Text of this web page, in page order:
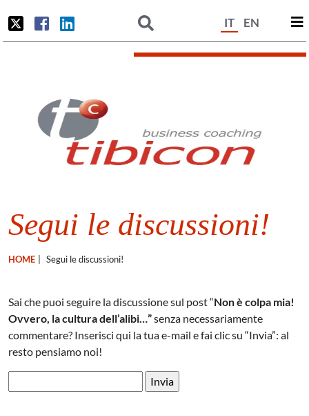
IT EN
Segui le discussioni!
HOME Segui le discussioni!
Sai che puoi seguire la discussione sul post “Non è colpa mia!
Ovvero, la cultura dell’alibi…”senza necessariamente
commentare? Inserisci qui la tua e-mail e fai clic su “Invia”: al
resto pensiamo noi!